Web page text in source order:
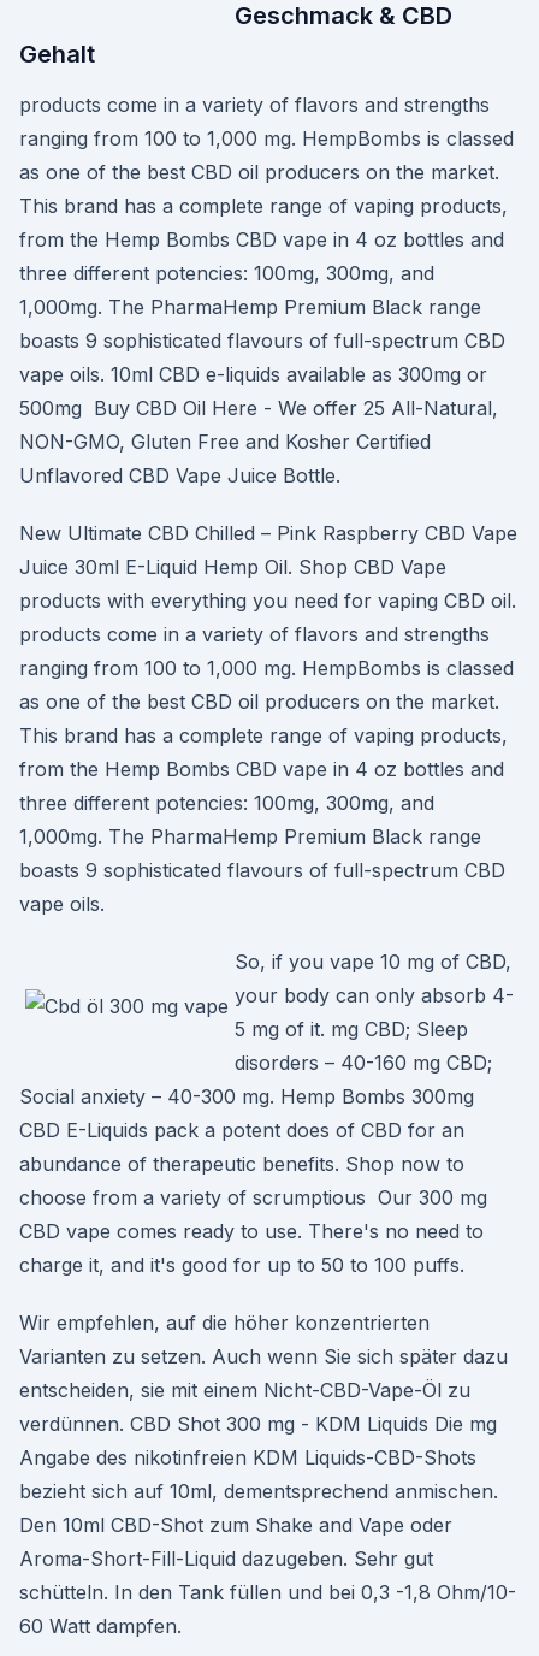
Geschmack & CBD
Gehalt
products come in a variety of flavors and strengths
ranging from 100 to 1,000 mg. HempBombs is classed
as one of the best CBD oil producers on the market.
This brand has a complete range of vaping products,
from the Hemp Bombs CBD vape in 4 oz bottles and
three different potencies: 100mg, 300mg, and
1,000mg. The PharmaHemp Premium Black range
boasts 9 sophisticated flavours of full-spectrum CBD
vape oils. 10ml CBD e-liquids available as 300mg or
500mg Buy CBD Oil Here - We offer 25 All-Natural,
NON-GMO, Gluten Free and Kosher Certified
Unflavored CBD Vape Juice Bottle.
New Ultimate CBD Chilled – Pink Raspberry CBD Vape
Juice 30ml E-Liquid Hemp Oil. Shop CBD Vape
products with everything you need for vaping CBD oil.
products come in a variety of flavors and strengths
ranging from 100 to 1,000 mg. HempBombs is classed
as one of the best CBD oil producers on the market.
This brand has a complete range of vaping products,
from the Hemp Bombs CBD vape in 4 oz bottles and
three different potencies: 100mg, 300mg, and
1,000mg. The PharmaHemp Premium Black range
boasts 9 sophisticated flavours of full-spectrum CBD
vape oils.
So, if you vape 10 mg of CBD,
your body can only absorb 4-
5 mg of it. mg CBD; Sleep
disorders – 40-160 mg CBD;
Social anxiety – 40-300 mg. Hemp Bombs 300mg
CBD E-Liquids pack a potent does of CBD for an
abundance of therapeutic benefits. Shop now to
choose from a variety of scrumptious Our 300 mg
CBD vape comes ready to use. There's no need to
charge it, and it's good for up to 50 to 100 puffs.
Wir empfehlen, auf die höher konzentrierten
Varianten zu setzen. Auch wenn Sie sich später dazu
entscheiden, sie mit einem Nicht-CBD-Vape-Öl zu
verdünnen. CBD Shot 300 mg - KDM Liquids Die mg
Angabe des nikotinfreien KDM Liquids-CBD-Shots
bezieht sich auf 10ml, dementsprechend anmischen.
Den 10ml CBD-Shot zum Shake and Vape oder
Aroma-Short-Fill-Liquid dazugeben. Sehr gut
schütteln. In den Tank füllen und bei 0,3 -1,8 Ohm/10-
60 Watt dampfen.